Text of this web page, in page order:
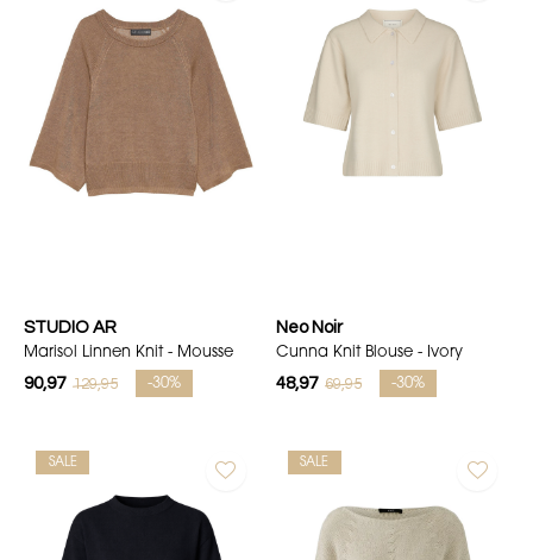
STUDIO AR
Marisol Linnen Knit - Mousse
90,97 129,95 -30%
Neo Noir
Cunna Knit Blouse - Ivory
48,97 69,95 -30%
SALE SALE